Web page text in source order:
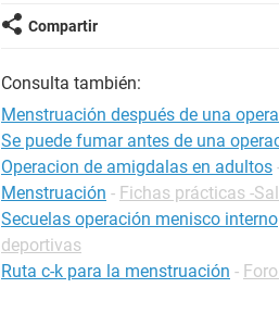
El post operatorio lo llevó bien,
reposo. La cuestión es que el día 7
que era en la orina pero hace un
sensación en los labios vaginales,
Mi pregunta es, ¿puede ser la
cirugía vuelva a su estado normal?,
y deba ir al hospital de nuevo?.
Gracias.
Compartir
Consulta también:
Menstruación después de una
Se puede fumar antes de una
Operacion de amigdalas en adultos
Menstruación - Fichas prácticas -
Secuelas operación menisco interno
deportivas
Ruta c-k para la menstruación -